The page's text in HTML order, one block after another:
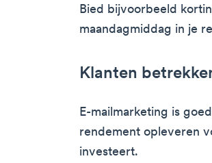
Bied bijvoorbeeld
maandagmiddag in je
Klanten
E-mailmarketing is
rendement opleveren
investeert.